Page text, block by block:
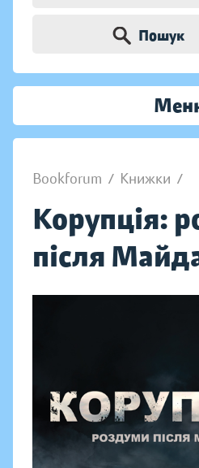
Пошук
Bookforum / Книжки /
Корупція:
після